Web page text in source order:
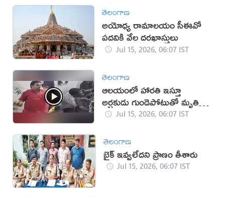
తెలంగాణ
అయోధ్య రామాలయం సీఈవో
పదవికి వేల దరఖాస్తులు
Jul 15, 2026, 06:07 IST
తెలంగాణ
ఆలయంలో హారతి ఇస్తూ
అర్చకుడు గుండెపోటుతో మృతి
(వీడియో)
Jul 15, 2026, 06:07 IST
తెలంగాణ
బైక్ ఇవ్వలేదని ప్రాణం తీశారు
Jul 15, 2026, 06:07 IST